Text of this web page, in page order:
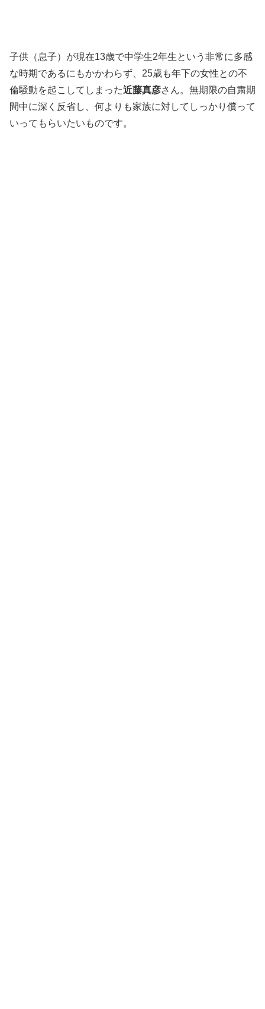
子供（息子）が現在13歳で中学生2年生という非常に多感
な時期であるにもかかわらず、25歳も年下の女性との不
倫騒動を起こしてしまった近藤真彦さん。無期限の自粛期
間中に深く反省し、何よりも家族に対してしっかり償って
いってもらいたいものです。